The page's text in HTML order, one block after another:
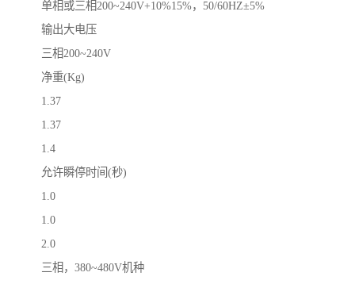
单相或三相200~240V+10%15%，50/60HZ±5%
输出大电压
三相200~240V
净重(Kg)
1.37
1.37
1.4
允许瞬停时间(秒)
1.0
1.0
2.0
三相，380~480V机种